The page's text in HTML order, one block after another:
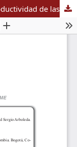
Impacto de un sistema ERP en la productividad de las PYME